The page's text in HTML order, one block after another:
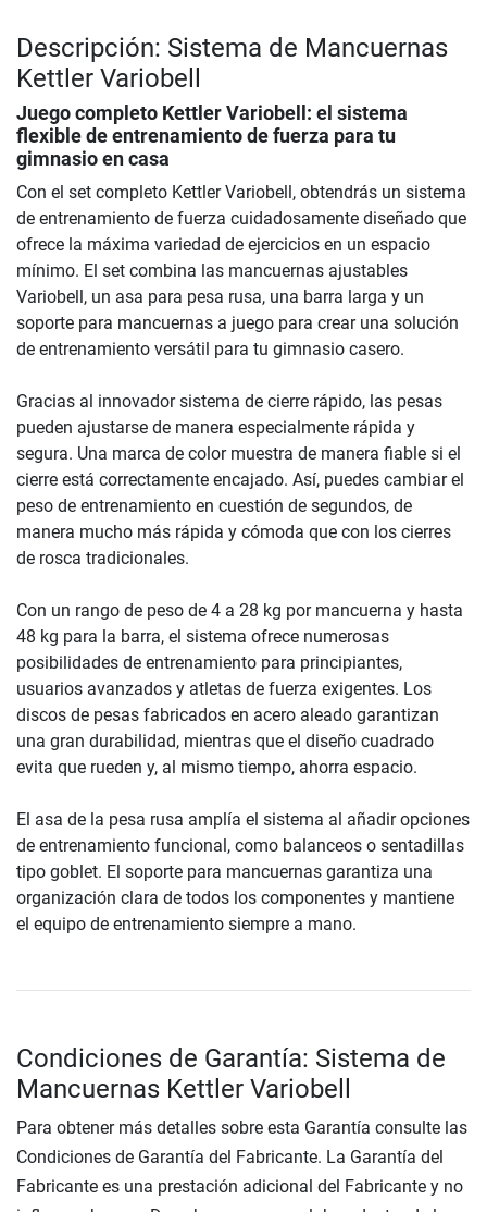
Descripción: Sistema de Mancuernas
Kettler Variobell
Juego completo Kettler Variobell: el sistema
flexible de entrenamiento de fuerza para tu
gimnasio en casa
Con el set completo Kettler Variobell, obtendrás un sistema
de entrenamiento de fuerza cuidadosamente diseñado que
ofrece la máxima variedad de ejercicios en un espacio
mínimo. El set combina las mancuernas ajustables
Variobell, un asa para pesa rusa, una barra larga y un
soporte para mancuernas a juego para crear una solución
de entrenamiento versátil para tu gimnasio casero.
Gracias al innovador sistema de cierre rápido, las pesas
pueden ajustarse de manera especialmente rápida y
segura. Una marca de color muestra de manera fiable si el
cierre está correctamente encajado. Así, puedes cambiar el
peso de entrenamiento en cuestión de segundos, de
manera mucho más rápida y cómoda que con los cierres
de rosca tradicionales.
Con un rango de peso de 4 a 28 kg por mancuerna y hasta
48 kg para la barra, el sistema ofrece numerosas
posibilidades de entrenamiento para principiantes,
usuarios avanzados y atletas de fuerza exigentes. Los
discos de pesas fabricados en acero aleado garantizan
una gran durabilidad, mientras que el diseño cuadrado
evita que rueden y, al mismo tiempo, ahorra espacio.
El asa de la pesa rusa amplía el sistema al añadir opciones
de entrenamiento funcional, como balanceos o sentadillas
tipo goblet. El soporte para mancuernas garantiza una
organización clara de todos los componentes y mantiene
el equipo de entrenamiento siempre a mano.
Condiciones de Garantía: Sistema de
Mancuernas Kettler Variobell
Para obtener más detalles sobre esta Garantía consulte las
Condiciones de Garantía del Fabricante. La Garantía del
Fabricante es una prestación adicional del Fabricante y no